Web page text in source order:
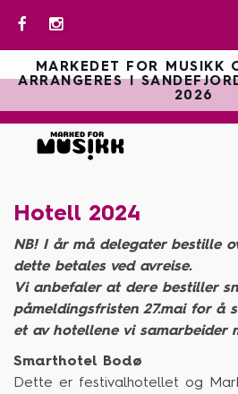
MARKEDET FOR MUSIKK
ARRANGERES I
2026
Hotell 2024
NB! I år må delegater bestille
dette betales ved avreise.
Vi anbefaler at dere bestiller
påmeldingsfristen 27.mai for å
et av hotellene vi samarbeider
Smarthotel Bodø
Dette er festivalhotellet og